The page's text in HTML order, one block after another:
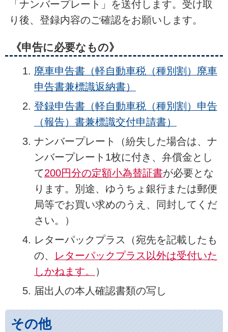
「ナンバープレート」を送付します。受け取
り後、登録内容のご確認をお願いします。
《申告に必要なもの》
廃車申告書（軽自動車税（種別割）廃車
申告書兼標識返納書）
登録申告書（軽自動車税（種別割）申告
（報告）書兼標識交付申請書）
ナンバープレート（紛失した場合は、ナ
ンバープレート1枚に付き、弁償金とし
て200円分の定額小為替証書が必要とな
ります。別途、ゆうちょ銀行または郵便
局等でお買い求めのうえ、同封してくだ
さい。）
レターパックプラス（宛先を記載したも
の、
レターパックプラス以外は受付いた
しかねます。
）
届出人の本人確認書類の写し
その他